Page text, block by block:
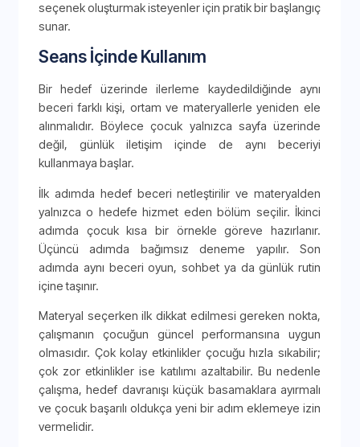
seçenek oluşturmak isteyenler için pratik bir başlangıç
sunar.
Seans İçinde Kullanım
Bir hedef üzerinde ilerleme kaydedildiğinde aynı
beceri farklı kişi, ortam ve materyallerle yeniden ele
alınmalıdır. Böylece çocuk yalnızca sayfa üzerinde
değil, günlük iletişim içinde de aynı beceriyi
kullanmaya başlar.
İlk adımda hedef beceri netleştirilir ve materyalden
yalnızca o hedefe hizmet eden bölüm seçilir. İkinci
adımda çocuk kısa bir örnekle göreve hazırlanır.
Üçüncü adımda bağımsız deneme yapılır. Son
adımda aynı beceri oyun, sohbet ya da günlük rutin
içine taşınır.
Materyal seçerken ilk dikkat edilmesi gereken nokta,
çalışmanın çocuğun güncel performansına uygun
olmasıdır. Çok kolay etkinlikler çocuğu hızla sıkabilir;
çok zor etkinlikler ise katılımı azaltabilir. Bu nedenle
çalışma, hedef davranışı küçük basamaklara ayırmalı
ve çocuk başarılı oldukça yeni bir adım eklemeye izin
vermelidir.